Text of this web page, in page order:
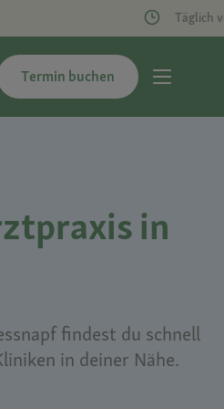
Täglich
Termin buchen
in
findest du schnell
in deiner Nähe.